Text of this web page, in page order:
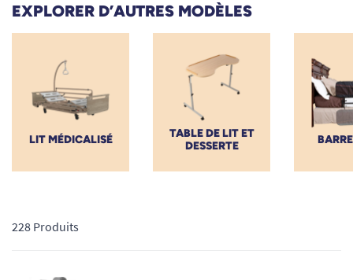
EXPLORER D’AUTRES MODÈLES
LIT MÉDICALISÉ
TABLE DE LIT ET
DESSERTE
228 Produits